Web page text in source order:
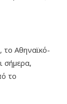
το Αθηναϊκό-
σήμερα,
το